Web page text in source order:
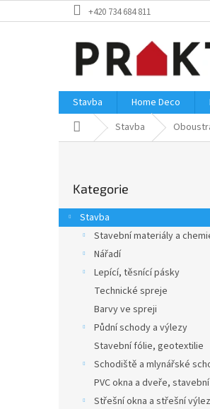
na
+420 734 684 811
Stavba Home Deco
Domů Stavba
r
a
kategorie
Kategorie
Stavba
Stavební materiály a
Nářadí
Lepící, těsnící pásky
Technické spreje
Barvy ve spreji
Půdní schody a výlezy
Stavební fólie, geotextilie
Schodiště a mlynářské
PVC okna a dveře,
Střešní okna a střešní